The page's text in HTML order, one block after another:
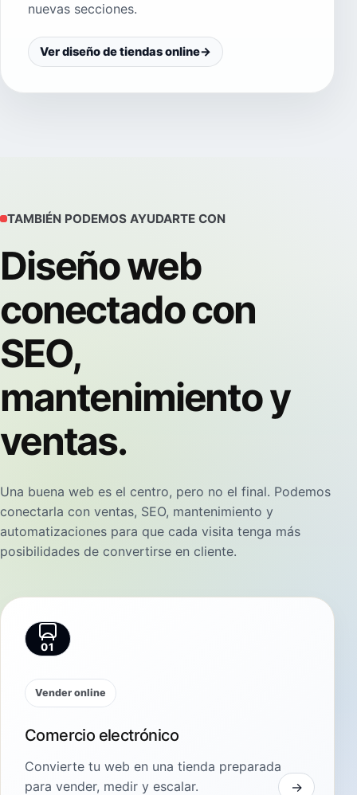
nuevas secciones.
Ver diseño de tiendas online→
TAMBIÉN PODEMOS AYUDARTE CON
Diseño web
conectado con
SEO,
mantenimiento y
ventas.
Una buena web es el centro, pero no el final. Podemos
conectarla con ventas, SEO, mantenimiento y
automatizaciones para que cada visita tenga más
posibilidades de convertirse en cliente.
01
Vender online
Comercio electrónico
Convierte tu web en una tienda preparada
para vender, medir y escalar.